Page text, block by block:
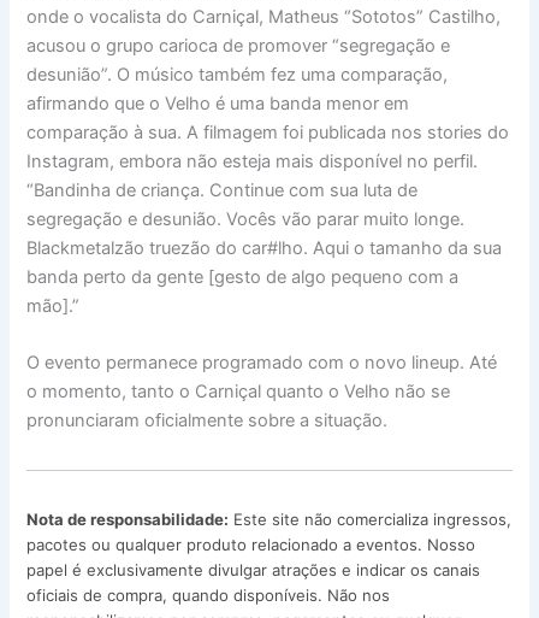
onde o vocalista do Carniçal, Matheus “Sototos” Castilho,
acusou o grupo carioca de promover “segregação e
desunião”. O músico também fez uma comparação,
afirmando que o Velho é uma banda menor em
comparação à sua. A filmagem foi publicada nos stories do
Instagram, embora não esteja mais disponível no perfil.
“Bandinha de criança. Continue com sua luta de
segregação e desunião. Vocês vão parar muito longe.
Blackmetalzão truezão do car#lho. Aqui o tamanho da sua
banda perto da gente [gesto de algo pequeno com a
mão].”
O evento permanece programado com o novo lineup. Até
o momento, tanto o Carniçal quanto o Velho não se
pronunciaram oficialmente sobre a situação.
Nota de responsabilidade: Este site não comercializa ingressos,
pacotes ou qualquer produto relacionado a eventos. Nosso
papel é exclusivamente divulgar atrações e indicar os canais
oficiais de compra, quando disponíveis. Não nos